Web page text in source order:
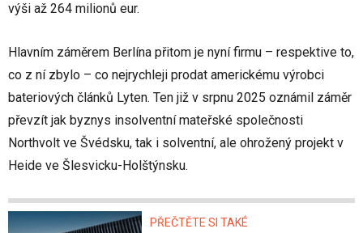
výši až 264 milionů eur.
Hlavním záměrem Berlína přitom je nyní firmu – respektive to,
co z ní zbylo – co nejrychleji prodat americkému výrobci
bateriových článků Lyten. Ten již v srpnu 2025 oznámil záměr
převzít jak byznys insolventní mateřské společnosti
Northvolt ve Švédsku, tak i solventní, ale ohrožený projekt v
Heide ve Šlesvicku-Holštýnsku.
PŘEČTĚTE SI TAKÉ